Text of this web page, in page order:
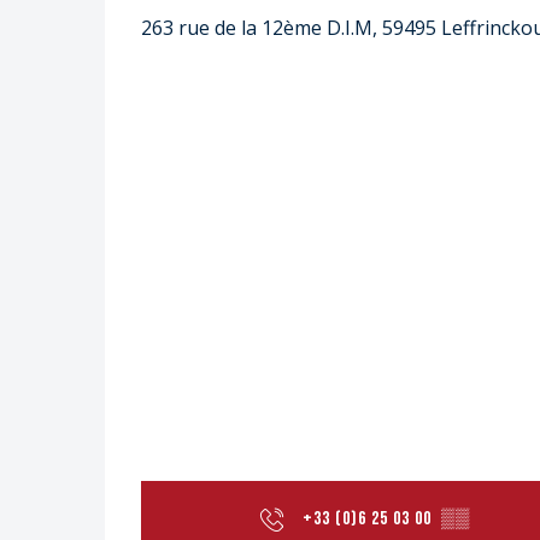
263 rue de la 12ème D.I.M, 59495
+33 (0)6 25 03 00 ▒▒